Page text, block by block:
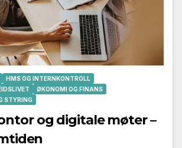
HMS OG INTERNKONTROLL
ØKONOMI OG FINANS
STYRING
og digitale møter –